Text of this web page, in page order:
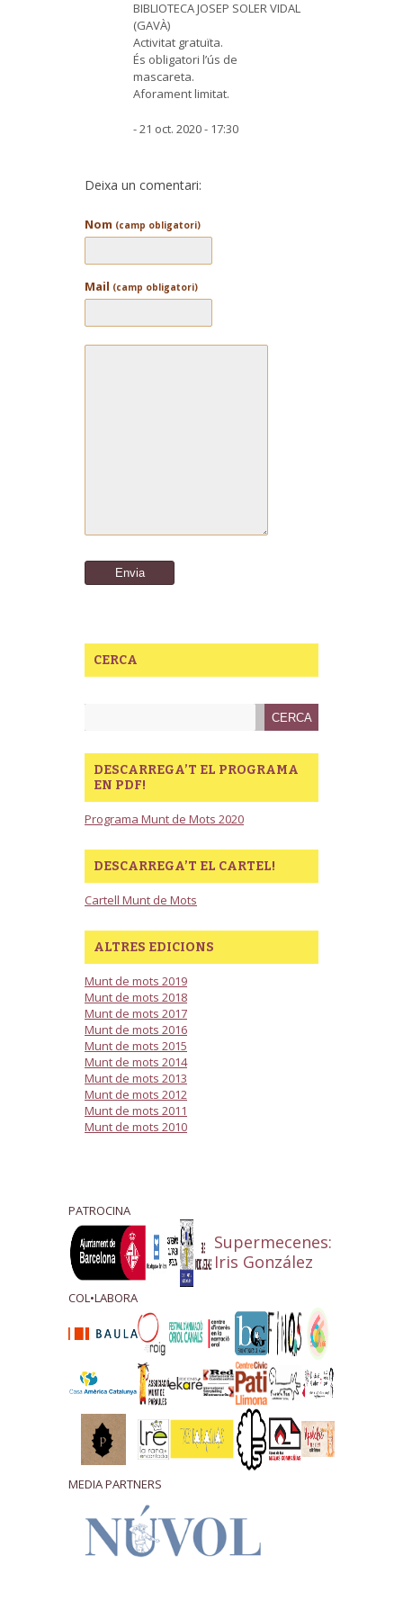
BIBLIOTECA JOSEP SOLER VIDAL
(GAVÀ)
Activitat gratuïta.
És obligatori l’ús de
mascareta.
Aforament limitat.
- 21 oct. 2020 - 17:30
Deixa un comentari:
Nom (camp obligatori)
Mail (camp obligatori)
CERCA
DESCARREGA’T EL PROGRAMA
EN PDF!
Programa Munt de Mots 2020
DESCARREGA’T EL CARTEL!
Cartell Munt de Mots
ALTRES EDICIONS
Munt de mots 2019
Munt de mots 2018
Munt de mots 2017
Munt de mots 2016
Munt de mots 2015
Munt de mots 2014
Munt de mots 2013
Munt de mots 2012
Munt de mots 2011
Munt de mots 2010
PATROCINA
Supermecenes:
Iris González
COL•LABORA
MEDIA PARTNERS